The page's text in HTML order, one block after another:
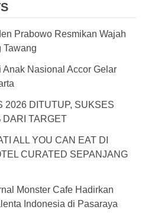
Prabowo Resmikan Wajah
Tawang
Anak Nasional Accor Gelar
2026 DITUTUP, SUKSES
DARI TARGET
ALL YOU CAN EAT DI
CURATED SEPANJANG
Monster Cafe Hadirkan
Indonesia di Pasaraya